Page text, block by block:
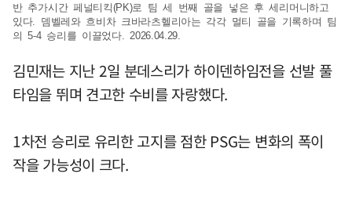
반 추가시간 페널티킥(PK)로 팀 세 번째 골을 넣은 후 세리머니하고
있다. 뎀벨레와 흐비차 크바라츠헬리아는 각각 멀티 골을 기록하며 팀
의 5-4 승리를 이끌었다. 2026.04.29.
김민재는 지난 2일 분데스리가 하이덴하임전을 선발 풀
타임을 뛰며 견고한 수비를 자랑했다.
1차전 승리로 유리한 고지를 점한 PSG는 변화의 폭이
작을 가능성이 크다.